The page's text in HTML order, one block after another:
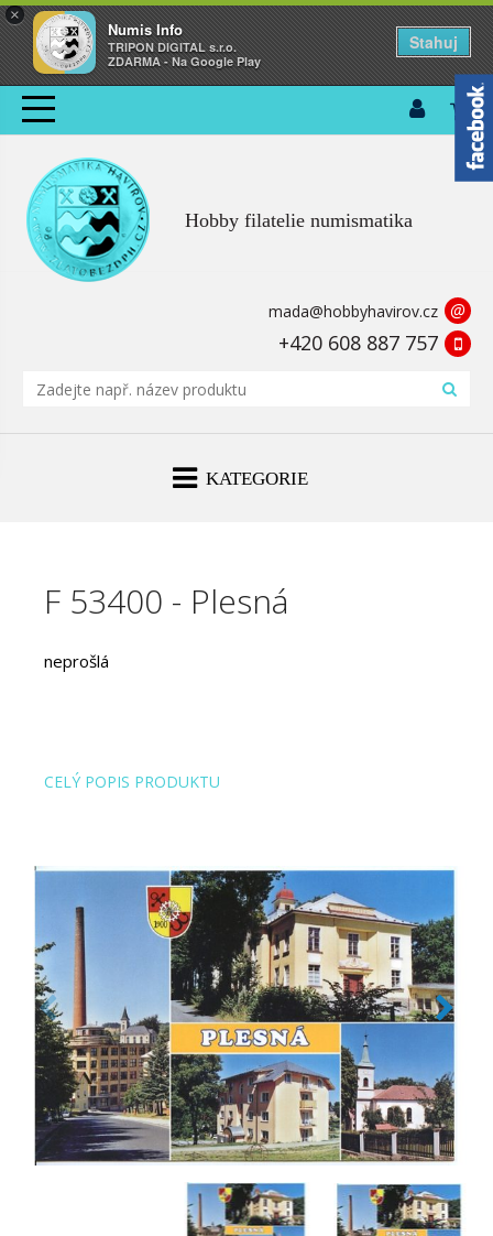
×
Numis Info
TRIPON DIGITAL s.r.o.
ZDARMA - Na Google Play
Stahuj
Hobby filatelie numismatika
mada@hobbyhavirov.cz @
+420 608 887 757
KATEGORIE
F 53400 - Plesná
neprošlá
CELÝ POPIS PRODUKTU